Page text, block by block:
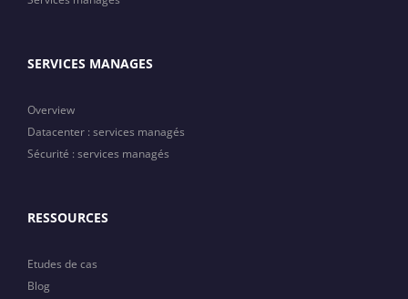
SERVICES MANAGES
Overview
Datacenter : services managés
Sécurité : services managés
RESSOURCES
Etudes de cas
Blog